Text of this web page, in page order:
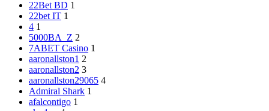
22Bet BD 1
22bet IT 1
4 1
5000BA_Z 2
7ABET Casino 1
aaronallston1 2
aaronallston2 3
aaronallston29065 4
Admiral Shark 1
afalcontigo 1